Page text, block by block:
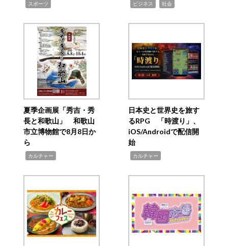
スポーツ ビジネス 社会
夏季企画展「秀吉・秀
長と和歌山」 和歌山
市立博物館で8月8日か
ら
カルチャー
日本史と世界史を旅す
るRPG 「時渡り」、
iOS/Androidで配信開
始
カルチャー